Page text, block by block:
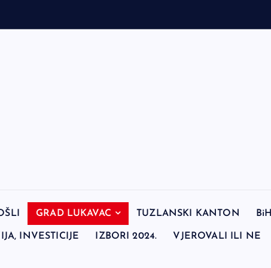
GRAD LUKAVAC TUZLANSKI KANTON BiH
INVESTICIJE IZBORI 2024. VJEROVALI ILI NE